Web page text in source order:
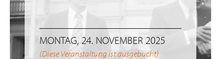
MONTAG, 24. NOVEMBER 2025
(Diese Veranstaltung ist ausgebucht)